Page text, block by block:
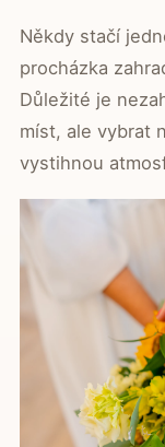
Někdy stačí
procházka
Důležité je
míst, ale vybrat
vystihnou